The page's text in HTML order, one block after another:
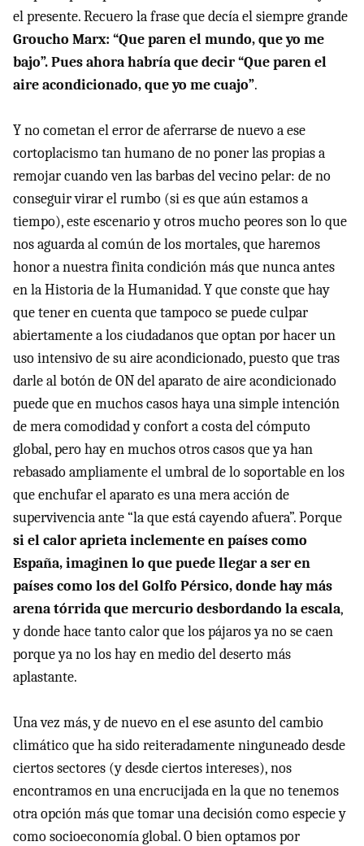
el presente. Recuero la frase que decía el siempre grande
Groucho Marx: “Que paren el mundo, que yo me
bajo”. Pues ahora habría que decir “Que paren el
aire acondicionado, que yo me cuajo”.
Y no cometan el error de aferrarse de nuevo a ese
cortoplacismo tan humano de no poner las propias a
remojar cuando ven las barbas del vecino pelar: de no
conseguir virar el rumbo (si es que aún estamos a
tiempo), este escenario y otros mucho peores son lo que
nos aguarda al común de los mortales, que haremos
honor a nuestra finita condición más que nunca antes
en la Historia de la Humanidad. Y que conste que hay
que tener en cuenta que tampoco se puede culpar
abiertamente a los ciudadanos que optan por hacer un
uso intensivo de su aire acondicionado, puesto que tras
darle al botón de ON del aparato de aire acondicionado
puede que en muchos casos haya una simple intención
de mera comodidad y confort a costa del cómputo
global, pero hay en muchos otros casos que ya han
rebasado ampliamente el umbral de lo soportable en los
que enchufar el aparato es una mera acción de
supervivencia ante “la que está cayendo afuera”. Porque
si el calor aprieta inclemente en países como
España, imaginen lo que puede llegar a ser en
países como los del Golfo Pérsico, donde hay más
arena tórrida que mercurio desbordando la escala,
y donde hace tanto calor que los pájaros ya no se caen
porque ya no los hay en medio del deserto más
aplastante.
Una vez más, y de nuevo en el ese asunto del cambio
climático que ha sido reiteradamente ninguneado desde
ciertos sectores (y desde ciertos intereses), nos
encontramos en una encrucijada en la que no tenemos
otra opción más que tomar una decisión como especie y
como socioeconomía global. O bien optamos por